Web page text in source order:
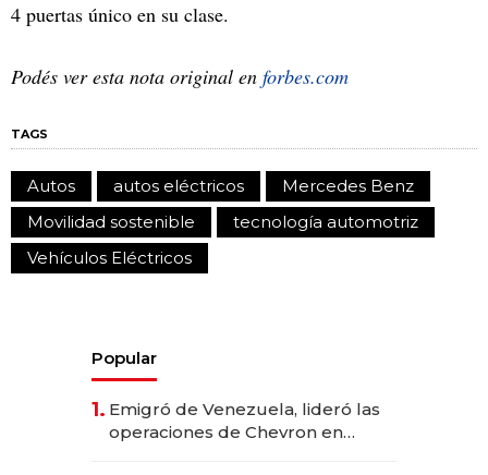
4 puertas único en su clase.
Podés ver esta nota original en forbes.com
TAGS
Autos autos eléctricos
Mercedes Benz
Movilidad sostenible
tecnología automotriz
Vehículos Eléctricos
Popular
1. Emigró de Venezuela, lideró las
operaciones de Chevron en